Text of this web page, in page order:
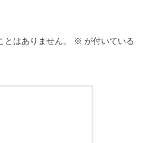
はありません。 ※ が付いている